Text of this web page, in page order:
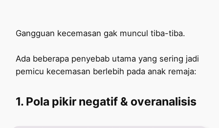
Gangguan kecemasan gak muncul tiba-tiba.
Ada beberapa penyebab utama yang sering jadi
pemicu kecemasan berlebih pada anak remaja:
1. Pola pikir negatif & overanalisis